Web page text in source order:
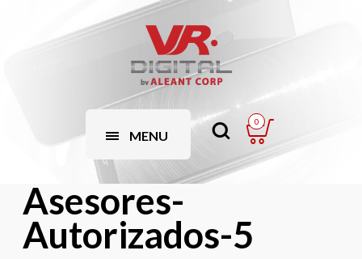
MENU
0
Asesores-
Autorizados-5